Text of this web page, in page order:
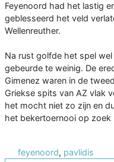
Feyenoord had het lastig
geblesseerd het veld
Wellenreuther.
Na rust golfde het spel
gebeurde te weinig. De
Gimenez waren in de
Griekse spits van AZ vlak
het mocht niet zo zijn en
het bekertoernooi op zoek
feyenoord, pavlidis